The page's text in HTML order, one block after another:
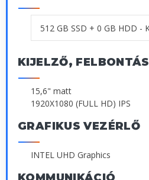
KIJELZŐ, FELBONTÁS
15,6" matt
1920X1080 (FULL HD) IPS
GRAFIKUS VEZÉRLŐ
INTEL UHD Graphics